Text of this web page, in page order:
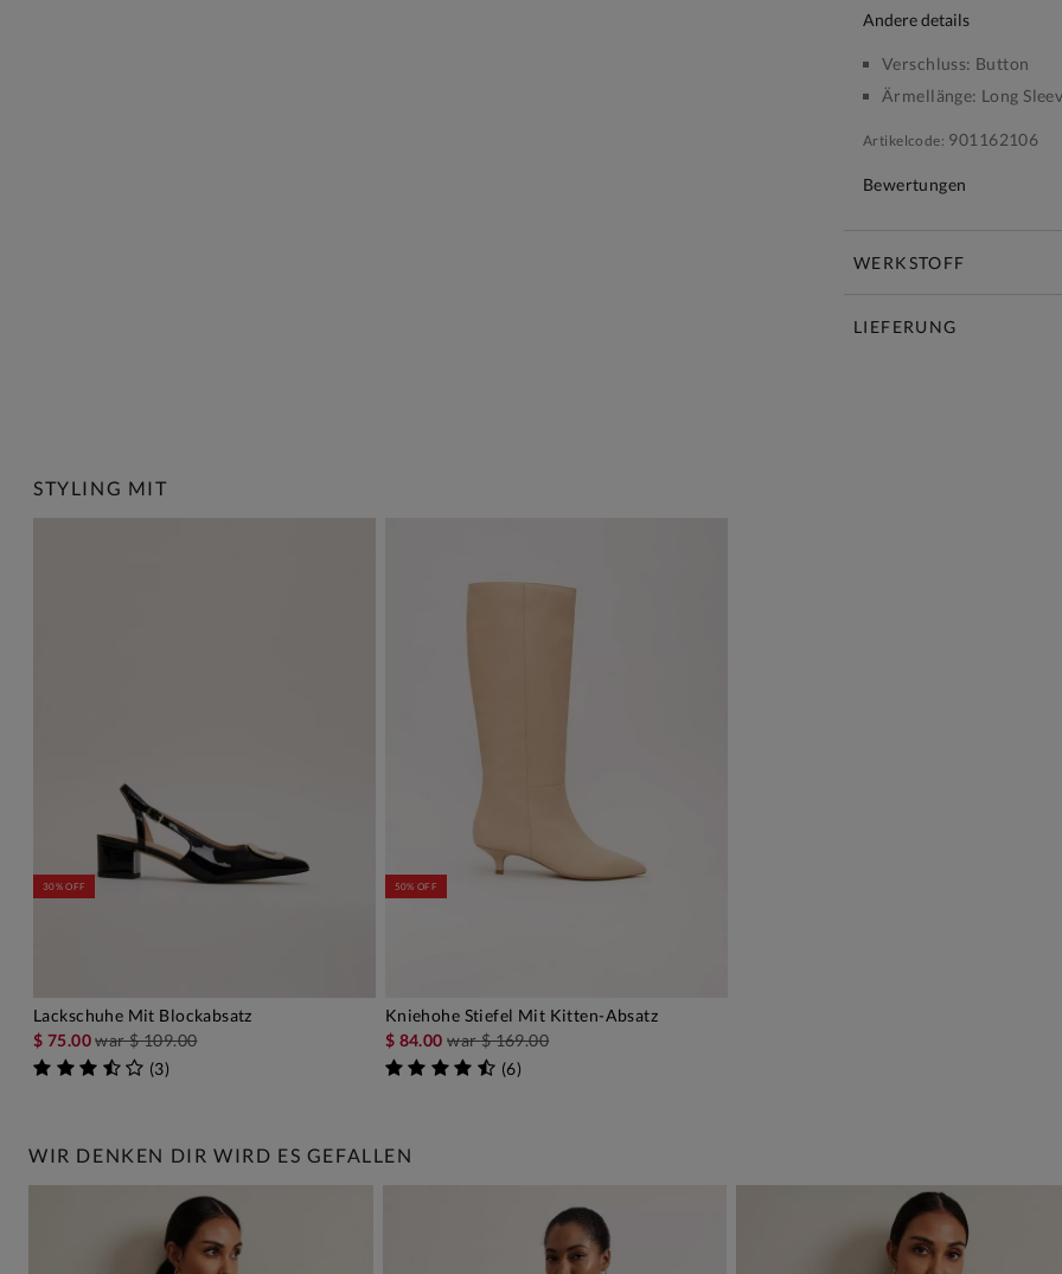
andere details
Verschluss: Button
Ärmellänge: Long
Artikelcode: 901162106
Bewertungen
WERKSTOFF
LIEFERUNG
STYLING MIT
30% OFF
Lackschuhe Mit Blockabsatz
$ 75.00war$ 109.00
(3)
50% OFF
Kniehohe Stiefel Mit Kitten-Absatz
$ 84.00war$ 169.00
(6)
WIR DENKEN DIR WIRD ES GEFALLEN